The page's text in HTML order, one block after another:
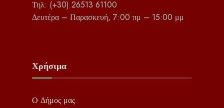
Τηλ: (+30) 26513 61100
Δευτέρα – Παρασκευή, 7:00 πμ – 15:00 μμ
Χρήσιμα
Ο Δήμος μας